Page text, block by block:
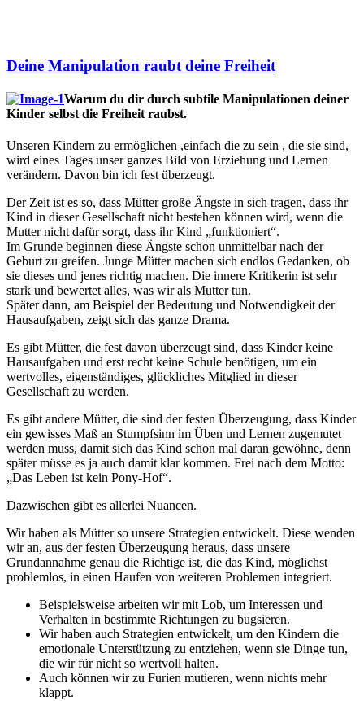
Deine Manipulation raubt deine Freiheit
Warum du dir durch subtile Manipulationen deiner
Kinder selbst die Freiheit raubst.
Unseren Kindern zu ermöglichen ,einfach die zu sein , die sie sind,
wird eines Tages unser ganzes Bild von Erziehung und Lernen
verändern. Davon bin ich fest überzeugt.
Der Zeit ist es so, dass Mütter große Ängste in sich tragen, dass ihr
Kind in dieser Gesellschaft nicht bestehen können wird, wenn die
Mutter nicht dafür sorgt, dass ihr Kind „funktioniert“.
Im Grunde beginnen diese Ängste schon unmittelbar nach der
Geburt zu greifen. Junge Mütter machen sich endlos Gedanken, ob
sie dieses und jenes richtig machen. Die innere Kritikerin ist sehr
stark und bewertet alles, was wir als Mutter tun.
Später dann, am Beispiel der Bedeutung und Notwendigkeit der
Hausaufgaben, zeigt sich das ganze Drama.
Es gibt Mütter, die fest davon überzeugt sind, dass Kinder keine
Hausaufgaben und erst recht keine Schule benötigen, um ein
wertvolles, eigenständiges, glückliches Mitglied in dieser
Gesellschaft zu werden.
Es gibt andere Mütter, die sind der festen Überzeugung, dass Kinder
ein gewisses Maß an Stumpfsinn im Üben und Lernen zugemutet
werden muss, damit sich das Kind schon mal daran gewöhne, denn
später müsse es ja auch damit klar kommen. Frei nach dem Motto:
„Das Leben ist kein Pony-Hof“.
Dazwischen gibt es allerlei Nuancen.
Wir haben als Mütter so unsere Strategien entwickelt. Diese wenden
wir an, aus der festen Überzeugung heraus, dass unsere
Grundannahme genau die Richtige ist, die das Kind, möglichst
problemlos, in einen Haufen von weiteren Problemen integriert.
Beispielsweise arbeiten wir mit Lob, um Interessen und
Verhalten in bestimmte Richtungen zu bugsieren.
Wir haben auch Strategien entwickelt, um den Kindern die
emotionale Unterstützung zu entziehen, wenn sie Dinge tun,
die wir für nicht so wertvoll halten.
Auch können wir zu Furien mutieren, wenn nichts mehr
klappt.